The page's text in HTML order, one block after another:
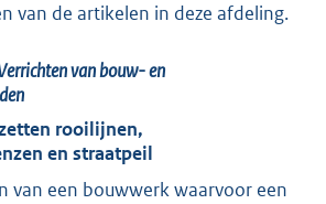
van de artikelen in deze afdeling.
van bouw- en
rooilijnen,
en straatpeil
van een bouwwerk waarvoor een